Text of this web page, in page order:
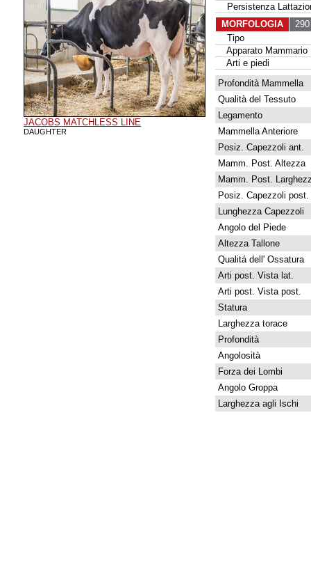
JACOBS MATCHLESS LINE
DAUGHTER
Persistenza
MORFOLOGIA
Tipo
Apparato Mammario
Arti e piedi
Profondità Mammella
Qualità del Tessuto
Legamento
Mammella Anteriore
Posiz. Capezzoli ant.
Mamm. Post. Altezza
Mamm. Post.
Posiz. Capezzoli post.
Lunghezza Capezzoli
Angolo del Piede
Altezza Tallone
Qualitá dell' Ossatura
Arti post. Vista lat.
Arti post. Vista post.
Statura
Larghezza torace
Profondità
Angolosità
Forza dei Lombi
Angolo Groppa
Larghezza agli Ischi